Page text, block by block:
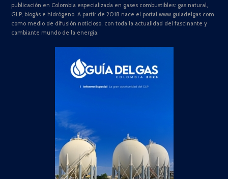
publicación en Colombia especializada en gases combustibles: gas natural,
GLP, biogás e hidrógeno. A partir de 2018 nace el portal www.guiadelgas.com
como medio de difusión noticioso, con toda la actualidad del fascinante y
cambiante mundo de la energía.